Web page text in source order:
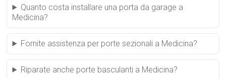
Quanto costa installare una porta da garage a
Medicina?
Fornite assistenza per porte sezionali a Medicina?
Riparate anche porte basculanti a Medicina?